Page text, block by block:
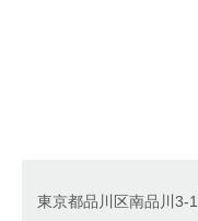
東京都品川区南品川3-